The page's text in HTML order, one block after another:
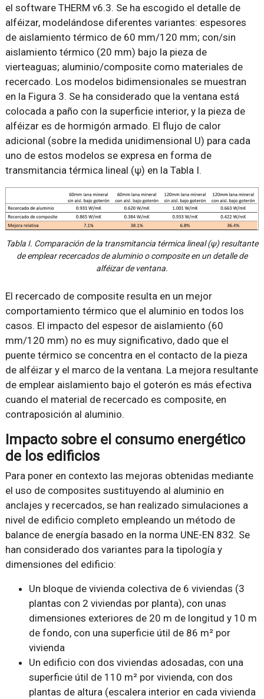
el software THERM v6.3. Se ha escogido el detalle de
alféizar, modelándose diferentes variantes: espesores
de aislamiento térmico de 60 mm/120 mm; con/sin
aislamiento térmico (20 mm) bajo la pieza de
vierteaguas; aluminio/composite como materiales de
recercado. Los modelos bidimensionales se muestran
en la Figura 3. Se ha considerado que la ventana está
colocada a paño con la superficie interior, y la pieza de
alféizar es de hormigón armado. El flujo de calor
adicional (sobre la medida unidimensional U) para cada
uno de estos modelos se expresa en forma de
transmitancia térmica lineal (ψ) en la Tabla I.
Tabla I. Comparación de la transmitancia térmica lineal (ψ) resultante
de emplear recercados de aluminio o composite en un detalle de
alféizar de ventana.
El recercado de composite resulta en un mejor
comportamiento térmico que el aluminio en todos los
casos. El impacto del espesor de aislamiento (60
mm/120 mm) no es muy significativo, dado que el
puente térmico se concentra en el contacto de la pieza
de alféizar y el marco de la ventana. La mejora resultante
de emplear aislamiento bajo el goterón es más efectiva
cuando el material de recercado es composite, en
contraposición al aluminio.
Impacto sobre el consumo energético
de los edificios
Para poner en contexto las mejoras obtenidas mediante
el uso de composites sustituyendo al aluminio en
anclajes y recercados, se han realizado simulaciones a
nivel de edificio completo empleando un método de
balance de energía basado en la norma UNE-EN 832. Se
han considerado dos variantes para la tipología y
dimensiones del edificio:
Un bloque de vivienda colectiva de 6 viviendas (3
plantas con 2 viviendas por planta), con unas
dimensiones exteriores de 20 m de longitud y 10 m
de fondo, con una superficie útil de 86 m² por
vivienda
Un edificio con dos viviendas adosadas, con una
superficie útil de 110 m² por vivienda, con dos
plantas de altura (escalera interior en cada vivienda